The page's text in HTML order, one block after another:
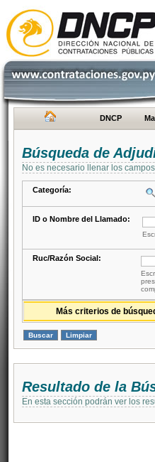
DNCP
Búsqueda de
No es necesario llenar los
Categoría:
ID o Nombre del Llamado:
Ruc/Razón Social:
Más criterios de
Resultado de la
En esta sección podrán ver los